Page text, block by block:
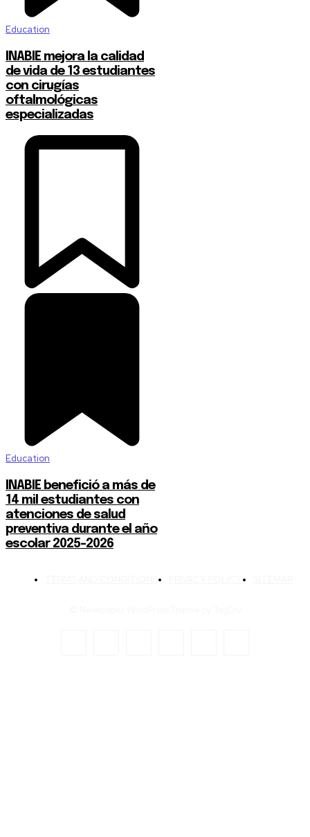
Education
INABIE mejora la calidad
de vida de 13 estudiantes
con cirugías
oftalmológicas
especializadas
Education
INABIE benefició a más de
14 mil estudiantes con
atenciones de salud
preventiva durante el año
escolar 2025-2026